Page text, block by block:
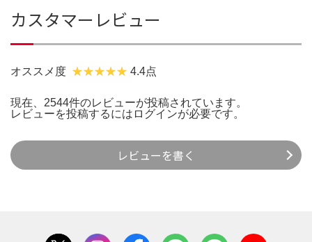
カスタマーレビュー
オススメ度 4.4点
現在、2544件のレビューが投稿されています。
レビューを投稿するには ログインが必要です。
レビューを書く